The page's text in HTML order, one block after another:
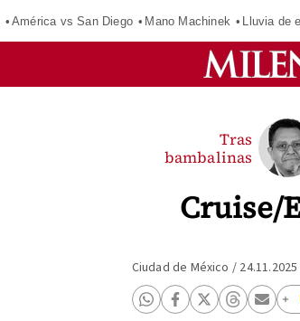
América vs San Diego Mano Machinek Lluvia de
Cruise/
Tras
bambalinas
Ciudad de México /